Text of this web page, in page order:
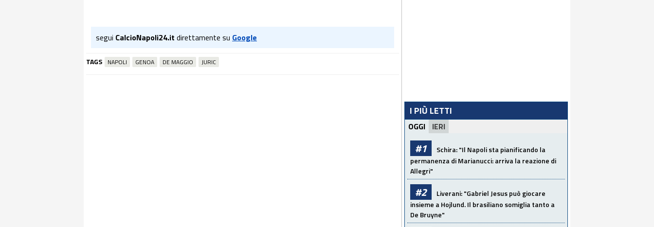
segui CalcioNapoli24.it direttamente su Google
TAGS NAPOLI GENOA DE MAGGIO JURIC
I PIÙ LETTI
OGGI IERI
#1
Schira: "Il Napoli sta pianificando la
permanenza di Marianucci: arriva la reazione di
Allegri"
#2
Liverani: "Gabriel Jesus può giocare
insieme a Hojlund. Il brasiliano somiglia tanto a
De Bruyne"